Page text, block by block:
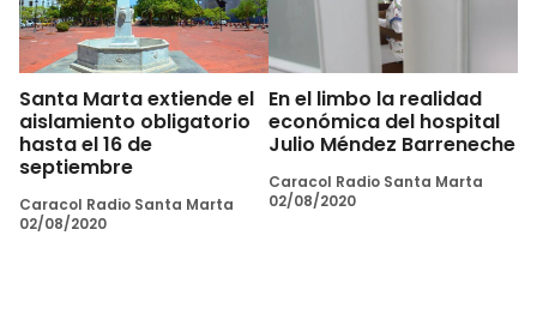
Santa Marta extiende el
aislamiento obligatorio
hasta el 16 de
septiembre
Caracol Radio Santa Marta
02/08/2020
En el limbo la realidad
económica del hospital
Julio Méndez Barreneche
Caracol Radio Santa Marta
02/08/2020